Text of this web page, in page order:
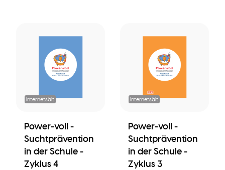
Internetsäit
Power-voll -
Suchtprävention
in der Schule -
Zyklus 4
Internetsäit
Power-voll -
Suchtprävention
in der Schule -
Zyklus 3